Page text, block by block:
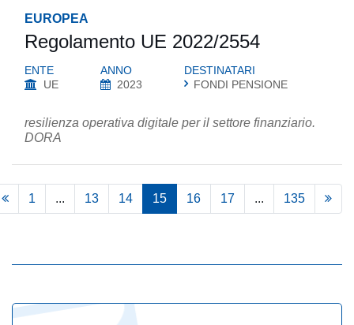
EUROPEA
Regolamento UE 2022/2554
ENTE
UE
ANNO
2023
DESTINATARI
FONDI PENSIONE
resilienza operativa digitale per il settore finanziario.
DORA
1 ... 13 14 15 16 17 ... 135